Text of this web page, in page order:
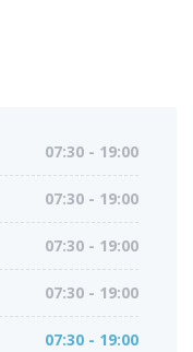
07:30 - 19:00
07:30 - 19:00
07:30 - 19:00
07:30 - 19:00
07:30 - 19:00